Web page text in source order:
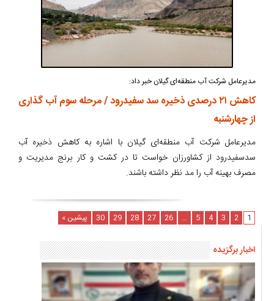
مدیرعامل شرکت آب منطقه‌ای گیلان خبر داد:
کاهش ۲۱ درصدی ذخیره سد سفیدرود / مرحله سوم آب گذاری
از چهارشنبه
مدیرعامل شرکت آب منطقه‌ای گیلان با اشاره به کاهش ذخیره آب
سدسفیدرود از کشاورزان خواست تا در کشت و کار برنج مدیریت و
مصرف بهینه آب را مد نظر داشته باشند.
1
2
3
4
5
…
26
27
28
29
30 پیشین »
اخبار برگزیده